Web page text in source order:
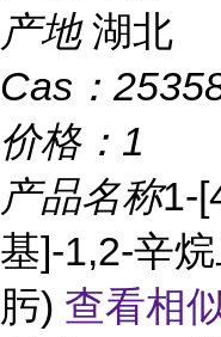
产地 湖北
Cas：
价格： 1
产品名称1-
基]-1,2-辛
肟) 查看相